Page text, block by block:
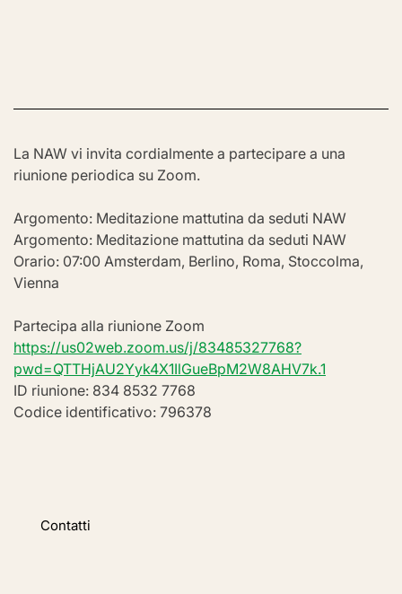
La NAW vi invita cordialmente a partecipare a una
riunione periodica su Zoom.
Argomento: Meditazione mattutina da seduti NAW
Argomento: Meditazione mattutina da seduti NAW
Orario: 07:00 Amsterdam, Berlino, Roma, Stoccolma,
Vienna
Partecipa alla riunione Zoom
https://us02web.zoom.us/j/83485327768?
pwd=QTTHjAU2Yyk4X1IlGueBpM2W8AHV7k.1
ID riunione: 834 8532 7768
Codice identificativo: 796378
Contatti